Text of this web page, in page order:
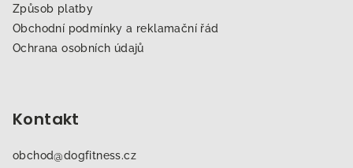
Způsob platby
Obchodní podmínky a reklamační řád
Ochrana osobních údajů
Kontakt
obchod@dogfitness.cz